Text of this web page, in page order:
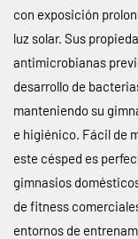
con exposición
luz solar. Sus
antimicrobianas
desarrollo de
manteniendo su
e higiénico. Fácil de
este césped es
gimnasios
de fitness
entornos de